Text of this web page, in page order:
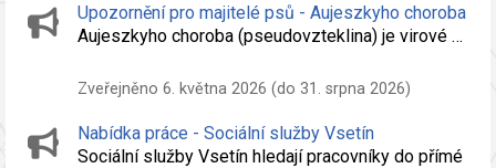
Upozornění pro majitelé psů - Aujeszkyho choroba
Aujeszkyho choroba (pseudovzteklina) je virové …
Zveřejněno 6. května 2026 (do 31. srpna 2026)
Nabídka práce - Sociální služby Vsetín
Sociální služby Vsetín hledají pracovníky do přímé